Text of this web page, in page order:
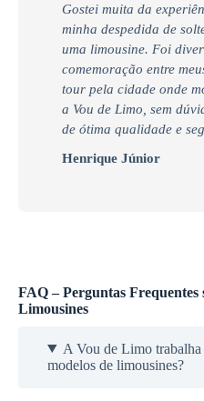
Gostei muita da
minha despedida de
uma limousine. Foi
comemoração entre
tour pela cidade onde
a Vou de Limo, sem
de ótima qualidade e
Henrique Júnior
FAQ – Perguntas Frequentes
Limousines
A Vou de Limo trabalha
modelos de limousines?